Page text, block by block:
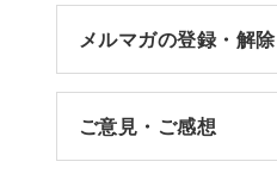
メルマガの登録・解除
ご意見・ご感想